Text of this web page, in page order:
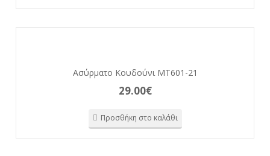
Ασύρματο Κουδούνι MT601-21
29.00€
Προσθήκη στο καλάθι